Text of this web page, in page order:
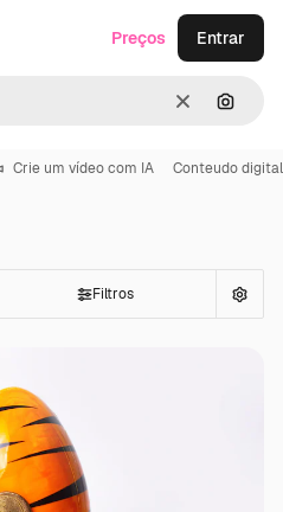
Limpar
Preços Entrar
Crie um vídeo com IA Conteudo digital
Filtros